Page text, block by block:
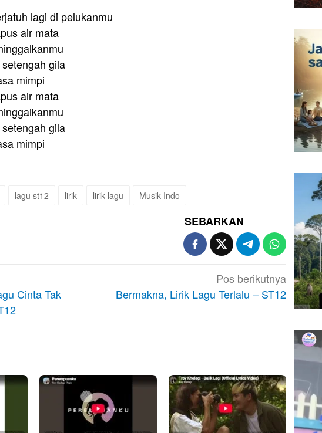
lagi di pelukanmu
air mata
gila
mimpi
air mata
gila
mimpi
lagu st12 lirik lirik lagu Musik Indo
SEBARKAN
Cinta Tak
Pos berikutnya
Bermakna, Lirik Lagu Terlalu – ST12